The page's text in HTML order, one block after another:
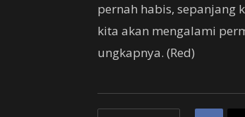
pernah habis, sepanjang
kita akan mengalami
ungkapnya. (Red)